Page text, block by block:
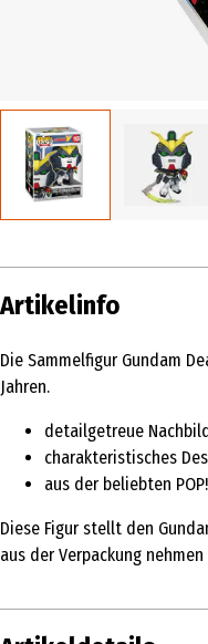
Artikelinfo
Die Sammelfigur Gundam
Jahren.
detailgetreue
charakteristisches
aus der beliebten
Diese Figur stellt den
aus der Verpackung